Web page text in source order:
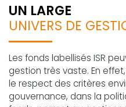
UN LARGE
UNIVERS DE
Les fonds labellisés ISR
gestion très vaste. En
le respect des critères
gouvernance, dans la